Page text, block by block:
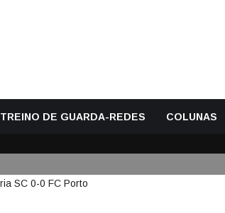
TREINO DE GUARDA-REDES COLUNAS